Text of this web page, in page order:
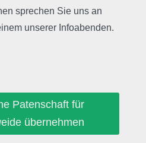
sprechen Sie uns an
unserer Infoabenden.
Patenschaft für
übernehmen